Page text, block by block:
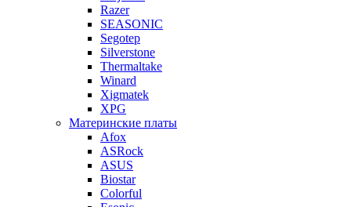
Razer
SEASONIC
Segotep
Silverstone
Thermaltake
Winard
Xigmatek
XPG
Материнские платы
Afox
ASRock
ASUS
Biostar
Colorful